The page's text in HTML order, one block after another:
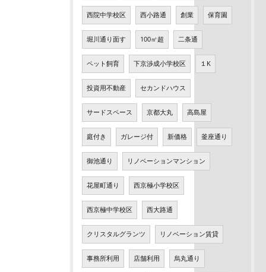
西院中学校区 西小路通 創業 保育園
堀川通り面す 100㎡超 二条通
ペット飼育 下京渉成小学校区 １K
投資用不動産 セカンドハウス
サードスペース 京都大丸 高島屋
庭付き ガレージ付 新価格 釜座通り
御池通り リノベーションマンション
花屋町通り 西京極小学校区
西京極中学校区 西大路通
クリスタルグランツ リノベーション賃貸
事務所利用 店舗利用 烏丸通り